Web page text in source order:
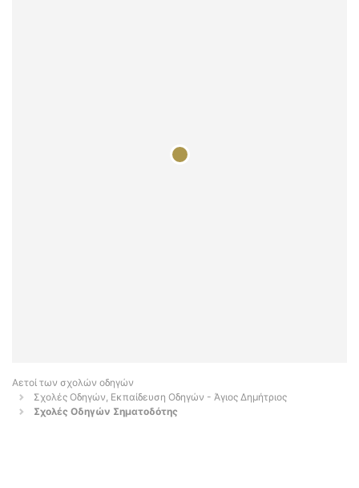
Αετοί των σχολών οδηγών
Σχολές Οδηγών, Εκπαίδευση Οδηγών - Άγιος Δημήτριος
Σχολές Οδηγών Σηματοδότης